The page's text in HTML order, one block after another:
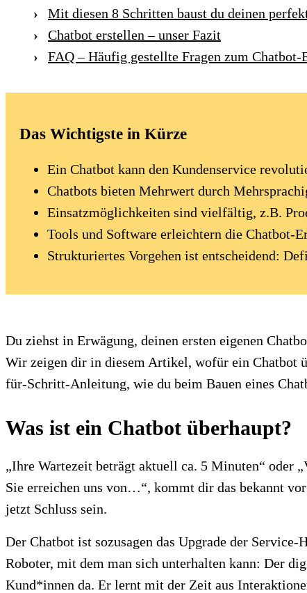
Mit diesen 8 Schritten baust du deinen
Chatbot erstellen – unser Fazit
FAQ – Häufig gestellte Fragen zum Chatbot-
Das Wichtigste in Kürze
Ein Chatbot kann den Kundenservice
Chatbots bieten Mehrwert durch
Einsatzmöglichkeiten sind vielfältig, z.B.
Tools und Software erleichtern die Chatbot-
Strukturiertes Vorgehen ist entscheidend:
⁠Du ziehst in Erwägung, deinen ersten eigenen
Wir zeigen dir in diesem Artikel, wofür ein Chatbot
für-Schritt-Anleitung, wie du beim Bauen eines
Was ist ein Chatbot überhaupt?
„Ihre Wartezeit beträgt aktuell ca. 5 Minuten“ oder
Sie erreichen uns von…“, kommt dir das bekannt
jetzt Schluss sein.
Der Chatbot ist sozusagen das Upgrade der
Roboter, mit dem man sich unterhalten kann: Der
Kund*innen da. Er lernt mit der Zeit aus